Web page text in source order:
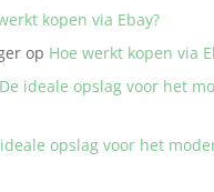
kopen via Ebay?
op Hoe werkt kopen via
ideale opslag voor het
ideale opslag voor het